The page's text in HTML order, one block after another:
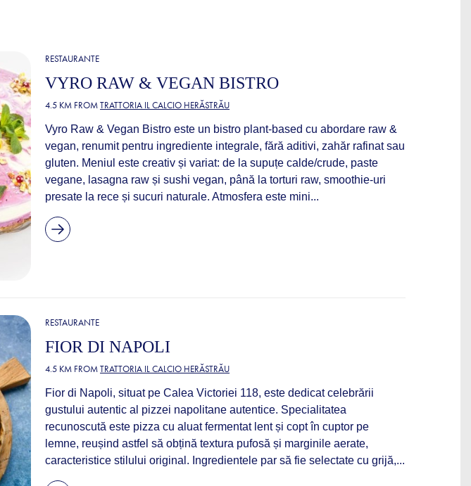
RESTAURANTE
VYRO RAW & VEGAN BISTRO
4.5 KM FROMTRATTORIA IL CALCIO HERĂSTRĂU
Vyro Raw & Vegan Bistro este un bistro plant-based cu abordare raw &
vegan, renumit pentru ingrediente integrale, fără aditivi, zahăr rafinat sau
gluten. Meniul este creativ și variat: de la supuțe calde/crude, paste
vegane, lasagna raw și sushi vegan, până la torturi raw, smoothie-uri
presate la rece și sucuri naturale. Atmosfera este mini...
RESTAURANTE
FIOR DI NAPOLI
4.5 KM FROMTRATTORIA IL CALCIO HERĂSTRĂU
Fior di Napoli, situat pe Calea Victoriei 118, este dedicat celebrării
gustului autentic al pizzei napolitane autentice. Specialitatea
recunoscută este pizza cu aluat fermentat lent și copt în cuptor pe
lemne, reușind astfel să obțină textura pufosă și marginile aerate,
caracteristice stilului original. Ingredientele par să fie selectate cu grijă,...